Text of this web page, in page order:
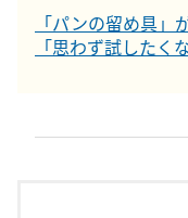
「パンの留め具」
「思わず試したく